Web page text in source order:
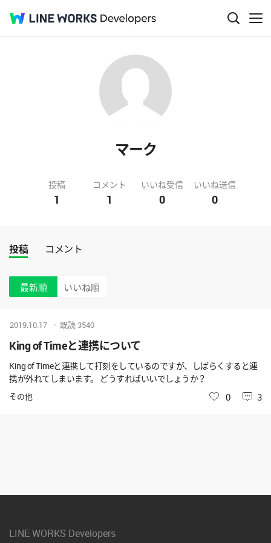
マーク
投稿
1
コメント
1
いいね受信
0
いいね送信
0
投稿 コメント
最新順 いいね順
King of Timeと連携について
King of Timeと連携して打刻をしているのですが、しばらくすると連
携が外れてしまいます。 どうすればいいでしょうか？
その他
2019.10.17 既読 3540
いいね
0 3
LINE WORKS Developers